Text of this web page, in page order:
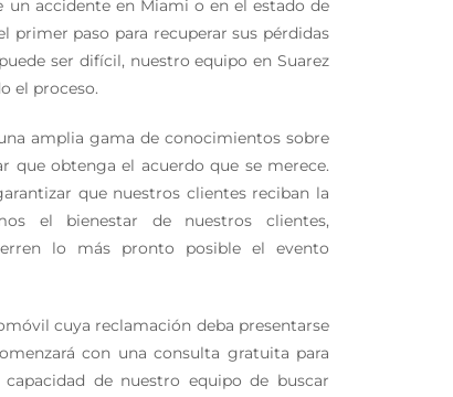
accidente en Miami o en el estado de
primer paso para recuperar sus pérdidas
ser difícil, nuestro equipo en Suarez
el proceso.
amplia gama de conocimientos sobre
que obtenga el acuerdo que se merece.
que nuestros clientes reciban la
el bienestar de nuestros clientes,
lo más pronto posible el evento
cuya reclamación deba presentarse
con una consulta gratuita para
de nuestro equipo de buscar